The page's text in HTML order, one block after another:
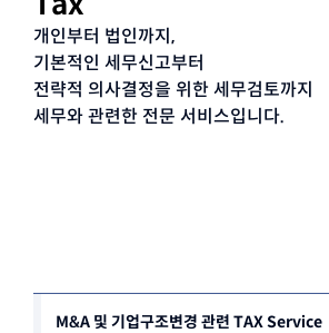
Tax
FAMILY
개인부터 법인까지,
기본적인 세무신고부터
전략적 의사결정을 위한 세무검토까지
세무와 관련한 전문 서비스입니다.
M&A 및 기업구조변경 관련 TAX Service